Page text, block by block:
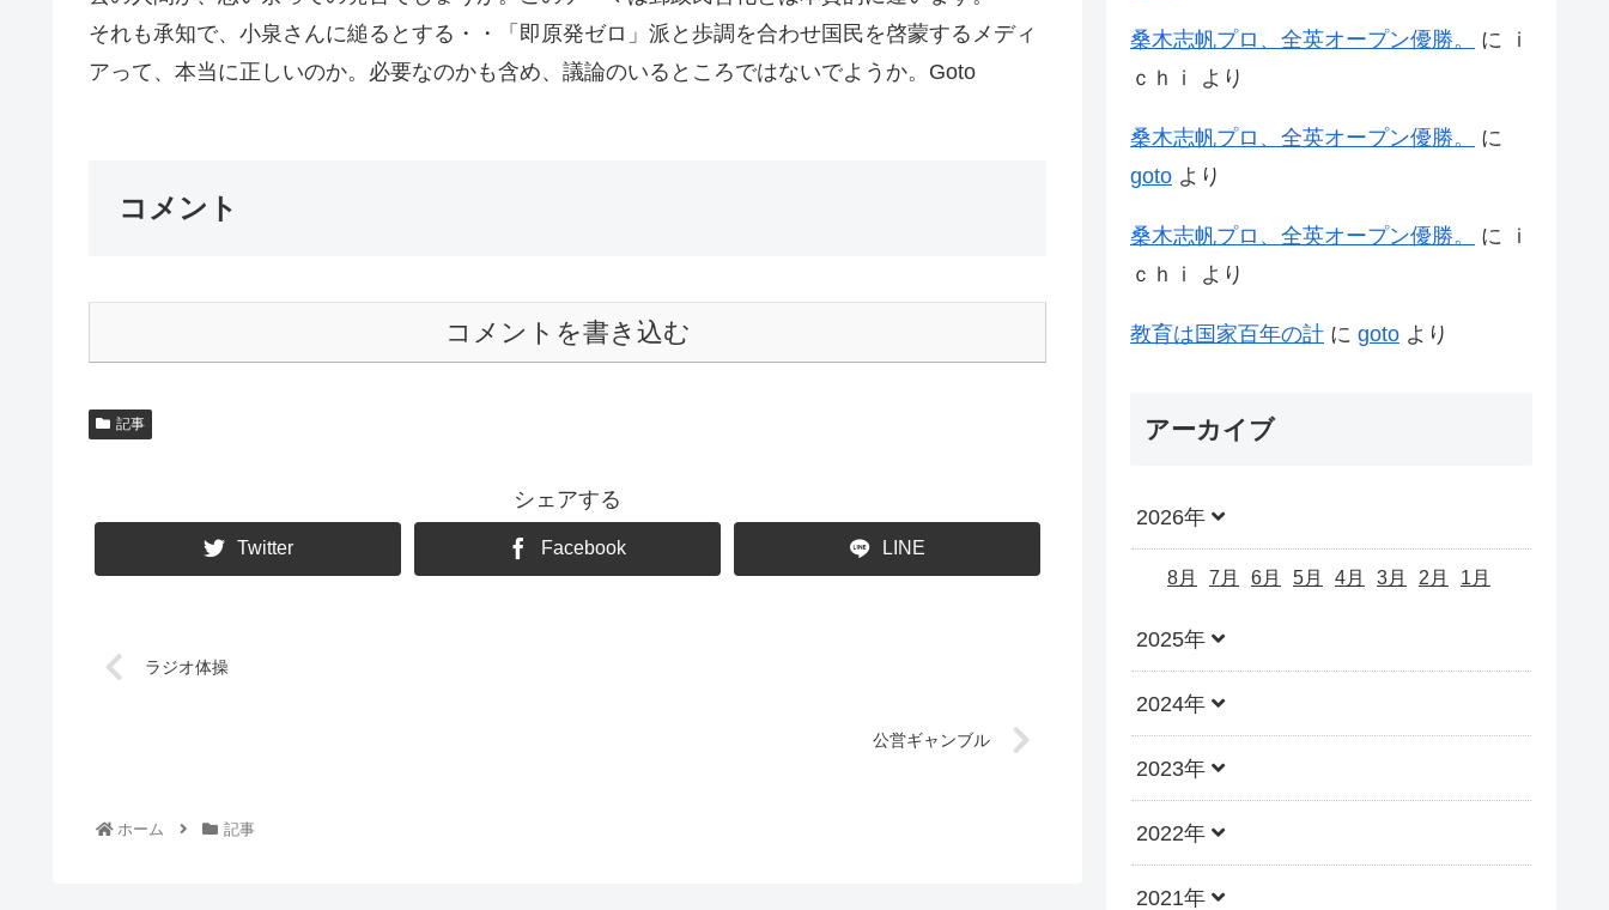
それも承知で、小泉さんに縋るとする・・「即原発ゼロ」派と歩調を合わせ国民を啓蒙するメディ
アって、本当に正しいのか。必要なのかも含め、議論のいるところではないでようか。Goto
コメント
コメントを書き込む
記事
シェアする
Twitter Facebook LINE
ラジオ体操
公営ギャンブル
ホーム 記事
桑木志帆プロ、全英オープン優勝。 に
ｉ
ｃｈｉ
より
桑木志帆プロ、全英オープン優勝。
に
goto より
桑木志帆プロ、全英オープン優勝。 に
ｉ
ｃｈｉ
より
教育は国家百年の計 に goto より
アーカイブ
2026年
8月 7月 6月 5月 4月 3月 2月 1月
2025年
2024年
2023年
2022年
2021年